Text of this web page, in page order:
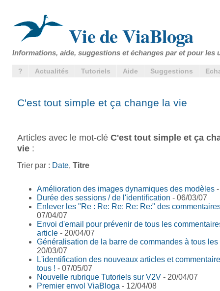
Vie de ViaBloga
Informations, aide, suggestions et échanges par et pour les
? Actualités Tutoriels Aide Suggestions
C'est tout simple et ça change la vie
Articles avec le mot-clé C'est tout simple et ça
vie :
Trier par : Date, Titre
Amélioration des images dynamiques des modèles
Durée des sessions / de l'identification - 06/03/07
Enlever les "Re : Re: Re: Re: Re:" des
07/04/07
Envoi d'email pour prévenir de tous les
article - 20/04/07
Généralisation de la barre de commandes à tous
20/03/07
L'identification des nouveaux articles et
tous ! - 07/05/07
Nouvelle rubrique Tutoriels sur V2V - 20/04/07
Premier envol ViaBloga - 12/04/08